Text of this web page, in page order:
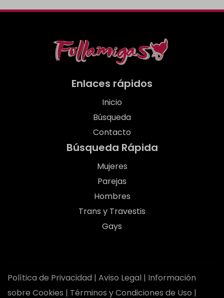
Enlaces rápidos
Inicio
Búsqueda
Contacto
Búsqueda Rápida
Mujeres
Parejas
Hombres
Trans y Travestis
Gays
Política de Privacidad | Aviso Legal | Información
sobre Cookies | Términos y Condiciones de Uso |